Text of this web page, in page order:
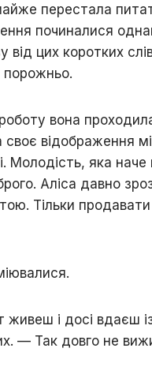
перестала
починалися
від цих коротких
порожньо.
вона
своє відображення
Молодість, яка
Аліса давно
Тільки продавати
і досі вдаєш
— Так довго не